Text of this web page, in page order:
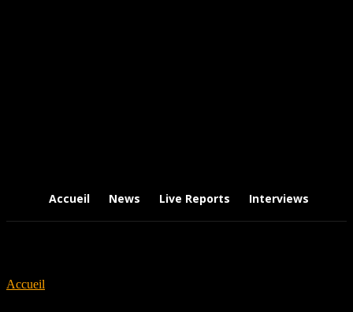
Accueil News Live Reports Interviews
Accueil